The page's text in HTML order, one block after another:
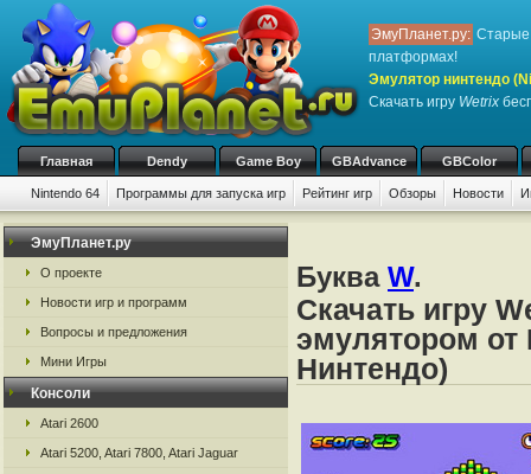
ЭмуПланет.ру: Старые
платформах!
Эмулятор нинтендо
Скачать игру Wetrix
Главная Dendy Game Boy GBAdvance GBColor
Nintendo 64 Программы для запуска игр Рейтинг игр Обзоры Новости
ЭмуПланет.ру
О проекте
Новости игр и программ
Вопросы и предложения
Мини Игры
Консоли
Atari 2600
Atari 5200, Atari 7800, Atari Jaguar
Буква W.
Скачать игру
эмулятором от
Нинтендо)